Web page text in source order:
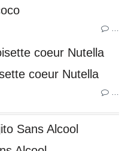
…
coeur Nutella
…
Sans Alcool